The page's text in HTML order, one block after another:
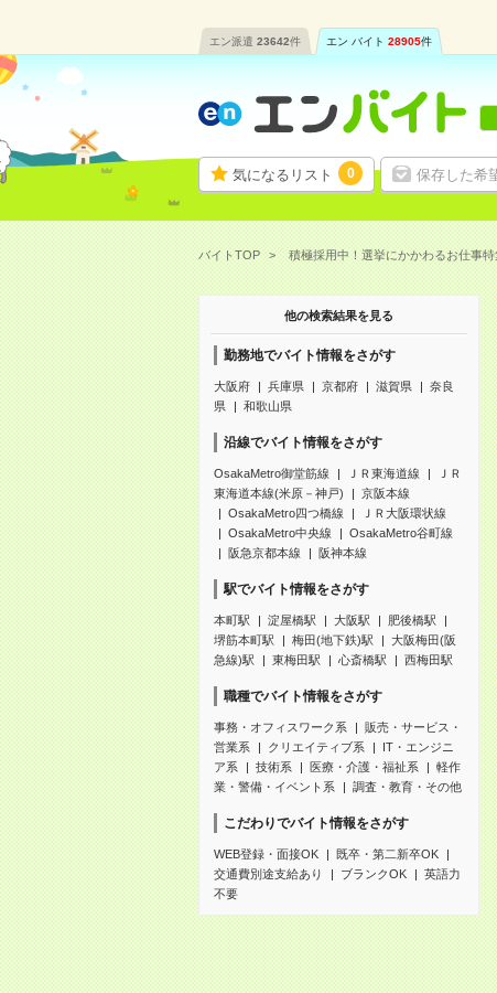
エン派遣 23642件 エン バイト 28905件
気になるリスト 0 保存した希
バイトTOP 積極採用中！選挙にかかわるお仕事特
他の検索結果を見る
勤務地でバイト情報をさがす
大阪府 兵庫県 京都府 滋賀県
奈良
県
和歌山県
沿線でバイト情報をさがす
OsakaMetro御堂筋線 ＪＲ東海道線
ＪＲ
東海道本線(米原－神戸)
京阪本線
OsakaMetro四つ橋線
ＪＲ大阪環状線
OsakaMetro中央線
OsakaMetro谷町線
阪急京都本線
阪神本線
駅でバイト情報をさがす
本町駅 淀屋橋駅 大阪駅
肥後橋駅
堺筋本町駅
梅田(地下鉄)駅
大阪梅田(阪
急線)駅
東梅田駅 心斎橋駅 西梅田駅
職種でバイト情報をさがす
事務・オフィスワーク系
販売・サービス・
営業系
クリエイティブ系
IT・エンジニ
ア系
技術系 医療・介護・福祉系
軽作
業・警備・イベント系
調査・教育・その他
こだわりでバイト情報をさがす
WEB登録・面接OK
既卒・第二新卒OK
交通費別途支給あり
ブランクOK
英語力
不要